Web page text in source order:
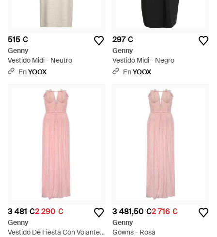
515 €
Genny
Vestido Midi - Neutro
EnYOOX
297 €
Genny
Vestido Midi - Negro
EnYOOX
3 481 €2 290 €
Genny
Vestido De Fiesta Con Volantes
3 481,50 €2 716 €
Genny
Gowns - Rosa